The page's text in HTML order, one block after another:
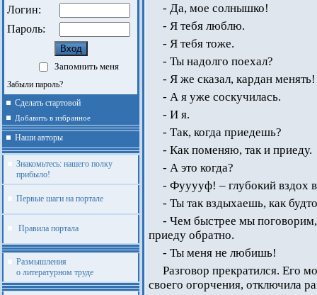
Логин:
Пароль:
Запомнить меня
Забыли пароль?
Сделать стартовой
Добавить в избранное
Наши авторы
Знакомьтесь: нашего полку
прибыло!
Первые шаги на портале
Правила портала
Размышления
о литературном труде
- Да, мое солнышко!
- Я тебя люблю.
- Я тебя тоже.
- Ты надолго поехал?
- Я же сказал, кардан менять!
- А я уже соскучилась.
- И я.
- Так, когда приедешь?
- Как поменяю, так и приеду.
- А это когда?
- Фууууф! – глубокий вздох
- Ты так вздыхаешь, как
- Чем быстрее мы
приеду обратно.
- Ты меня не любишь!
Разговор прекратился. Его
своего огорчения, отключила